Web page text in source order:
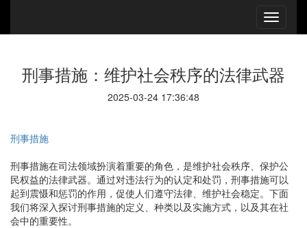
刑事措施：维护社会秩序的法律武器
2025-03-24 17:36:48
刑事措施
刑事措施在司法领域扮演着重要的角色，是维护社会秩序、保护公
民权益的法律武器。通过对违法行为的认定和处罚，刑事措施可以
起到震慑和惩罚的作用，促使人们遵守法律、维护社会稳定。下面
我们将深入探讨刑事措施的定义、种类以及实施方式，以及其在社
会中的重要性。